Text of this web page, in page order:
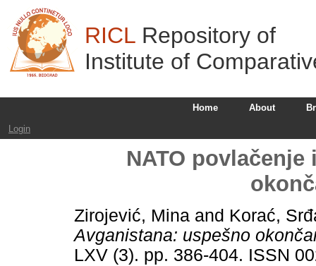
RICL Repository of
Institute of
Home About
Login
NATO
Zirojević, Mina and Korać,
Avganistana: uspešno
LXV (3). pp. 386-404. ISSN